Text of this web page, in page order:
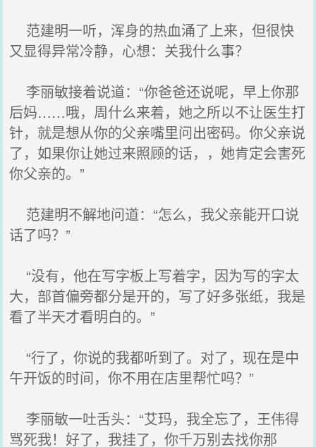
范建明一听，浑身的热血涌了上来，但很快
又显得异常冷静，心想：关我什么事？
李丽敏接着说道：“你爸爸还说呢，早上你那
后妈……哦，周什么来着，她之所以不让医生打
针，就是想从你的父亲嘴里问出密码。你父亲说
了，如果你让她过来照顾的话，，她肯定会害死
你父亲的。”
范建明不解地问道：“怎么，我父亲能开口说
话了吗？”
“没有，他在写字板上写着字，因为写的字太
大，部首偏旁都分是开的，写了好多张纸，我是
看了半天才看明白的。”
“行了，你说的我都听到了。对了，现在是中
午开饭的时间，你不用在店里帮忙吗？”
李丽敏一吐舌头：“艾玛，我全忘了，王伟得
骂死我！好了，我挂了，你千万别去找你那